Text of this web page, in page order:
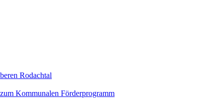
Rodachtal
Kommunalen Förderprogramm